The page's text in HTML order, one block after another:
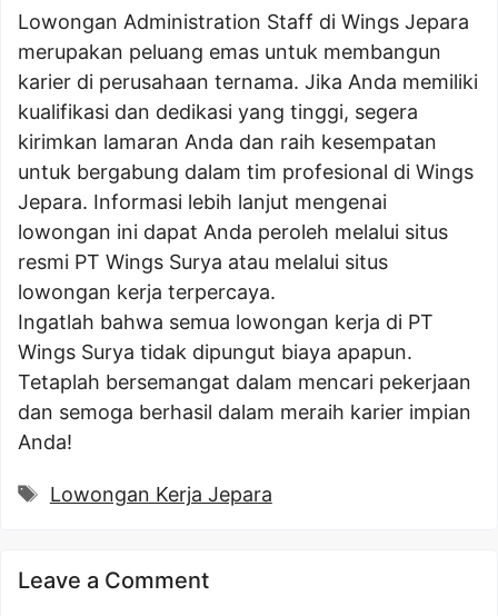
Lowongan Administration Staff di Wings Jepara
merupakan peluang emas untuk membangun
karier di perusahaan ternama. Jika Anda memiliki
kualifikasi dan dedikasi yang tinggi, segera
kirimkan lamaran Anda dan raih kesempatan
untuk bergabung dalam tim profesional di Wings
Jepara. Informasi lebih lanjut mengenai
lowongan ini dapat Anda peroleh melalui situs
resmi PT Wings Surya atau melalui situs
lowongan kerja terpercaya.
Ingatlah bahwa semua lowongan kerja di PT
Wings Surya tidak dipungut biaya apapun.
Tetaplah bersemangat dalam mencari pekerjaan
dan semoga berhasil dalam meraih karier impian
Anda!
Tags
Lowongan Kerja Jepara
Leave a Comment